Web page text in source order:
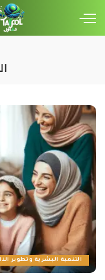
التنمية البشرية وتطوير